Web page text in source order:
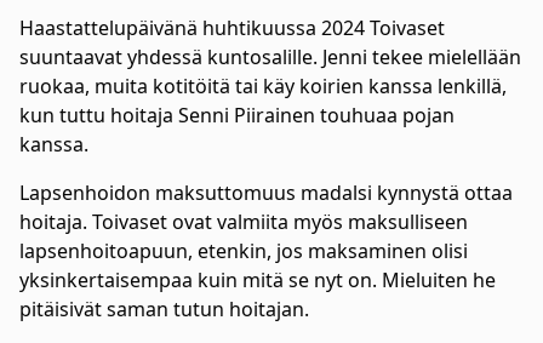
Haastattelupäivänä huhtikuussa 2024 Toivaset
suuntaavat yhdessä kuntosalille. Jenni tekee mielellään
ruokaa, muita kotitöitä tai käy koirien kanssa lenkillä,
kun tuttu hoitaja Senni Piirainen touhuaa pojan
kanssa.
Lapsenhoidon maksuttomuus madalsi kynnystä ottaa
hoitaja. Toivaset ovat valmiita myös maksulliseen
lapsenhoitoapuun, etenkin, jos maksaminen olisi
yksinkertaisempaa kuin mitä se nyt on. Mieluiten he
pitäisivät saman tutun hoitajan.